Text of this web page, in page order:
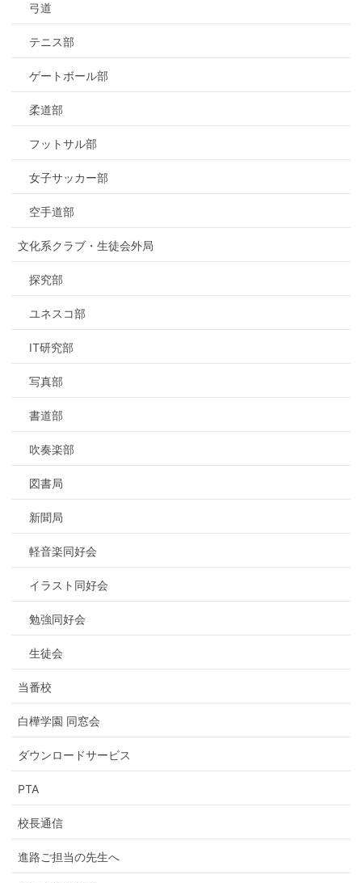
弓道
テニス部
ゲートボール部
柔道部
フットサル部
女子サッカー部
空手道部
文化系クラブ・生徒会外局
探究部
ユネスコ部
IT研究部
写真部
書道部
吹奏楽部
図書局
新聞局
軽音楽同好会
イラスト同好会
勉強同好会
生徒会
当番校
白樺学園 同窓会
ダウンロードサービス
PTA
校長通信
進路ご担当の先生へ